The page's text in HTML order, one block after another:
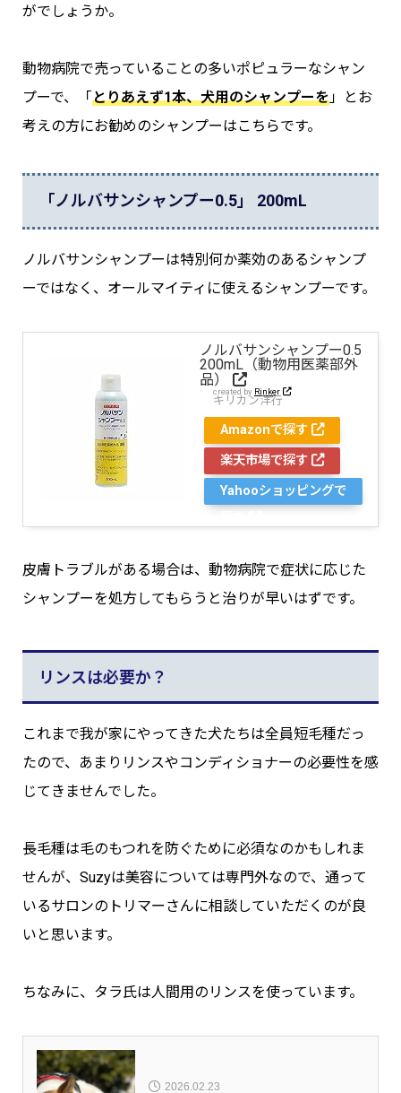
がでしょうか。
動物病院で売っていることの多いポピュラーなシャン
プーで、「とりあえず1本、犬用のシャンプーを」とお
考えの方にお勧めのシャンプーはこちらです。
「ノルバサンシャンプー0.5」 200mL
ノルバサンシャンプーは特別何か薬効のあるシャンプ
ーではなく、オールマイティに使えるシャンプーです。
ノルバサンシャンプー0.5
200mL（動物用医薬部外
品）
created by Rinker
キリカン洋行
Amazonで探す
楽天市場で探す
Yahooショッピングで
皮膚トラブルがある場合は、動物病院で症状に応じた
シャンプーを処方してもらうと治りが早いはずです。
リンスは必要か？
これまで我が家にやってきた犬たちは全員短毛種だっ
たので、あまりリンスやコンディショナーの必要性を感
じてきませんでした。
長毛種は毛のもつれを防ぐために必須なのかもしれま
せんが、Suzyは美容については専門外なので、通って
いるサロンのトリマーさんに相談していただくのが良
いと思います。
ちなみに、タラ氏は人間用のリンスを使っています。
2026.02.23